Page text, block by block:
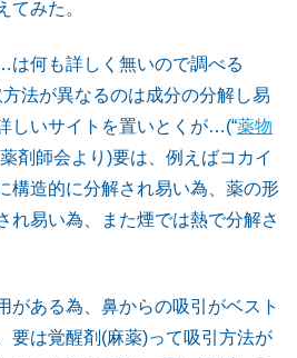
てみた。
何も詳しく無いので調べる
方法が異なるのは成分の分解し易
しいサイトを置いとくが…(“薬物
剤師会より)要は、例えばコカイ
構造的に分解され易い為、薬の形
れ易い為、また煙では熱で分解さ
がある為、鼻からの吸引がベスト
要は覚醒剤(麻薬)って吸引方法が